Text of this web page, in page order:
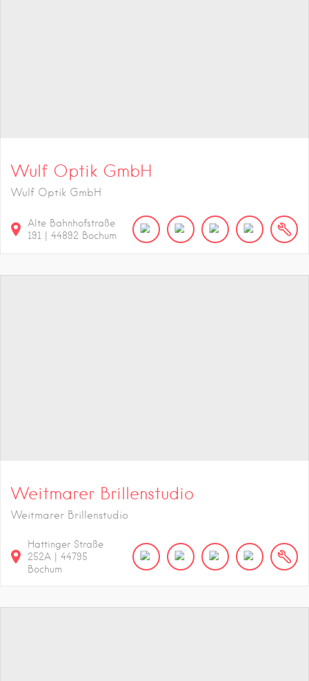
Wulf Optik GmbH
Wulf Optik GmbH
Alte Bahnhofstraße
191
44892 Bochum
Weitmarer Brillenstudio
Weitmarer Brillenstudio
Hattinger Straße
252A | 44795
Bochum